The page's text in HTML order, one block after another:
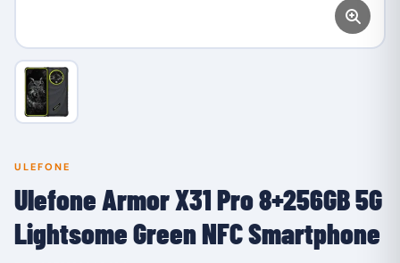
ULEFONE
Ulefone Armor X31 Pro 8+256GB 5G
Lightsome Green NFC Smartphone